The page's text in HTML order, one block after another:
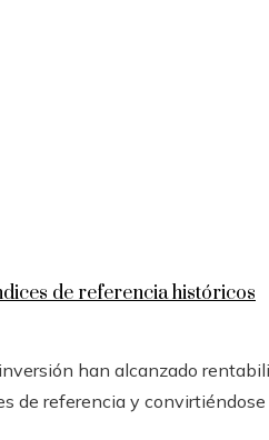
de referencia históricos
han alcanzado
de referencia y convirtiéndose